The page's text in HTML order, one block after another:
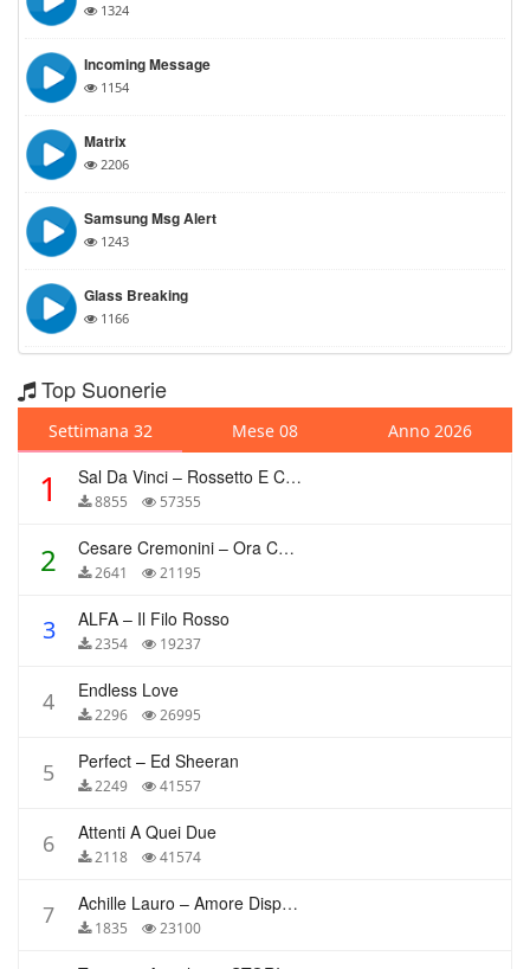
1324
Incoming Message
1154
Matrix
2206
Samsung Msg Alert
1243
Glass Breaking
1166
Top Suonerie
Settimana 32 Mese 08 Anno 2026
1 Sal Da Vinci – Rossetto E Caffè
8855 57355
2 Cesare Cremonini – Ora Che Non Ho Più Te
2641 21195
3 ALFA – Il Filo Rosso
2354 19237
4 Endless Love
2296 26995
5 Perfect – Ed Sheeran
2249 41557
6 Attenti A Quei Due
2118 41574
7 Achille Lauro – Amore Disperato
1835 23100